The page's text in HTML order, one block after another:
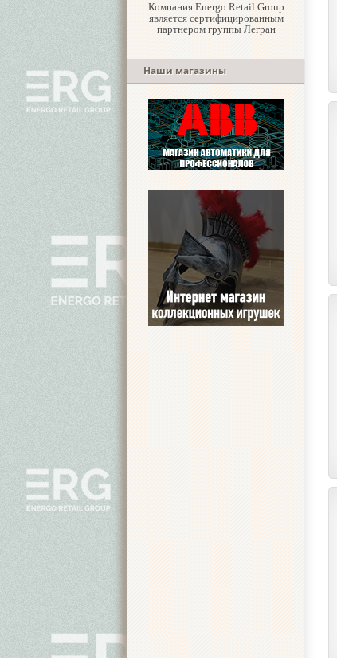
Компания Energo Retail Group
является сертифицированным
партнером группы Легран
Наши магазины